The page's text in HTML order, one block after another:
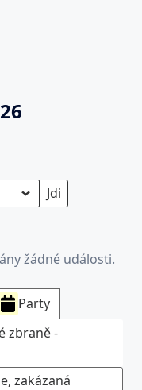
žádné události.
Party
zbraně -
zakázaná